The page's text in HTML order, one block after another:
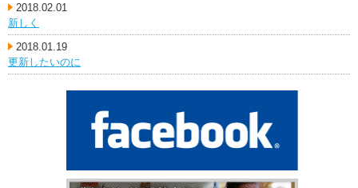
2018.02.01
新しく
2018.01.19
更新したいのに